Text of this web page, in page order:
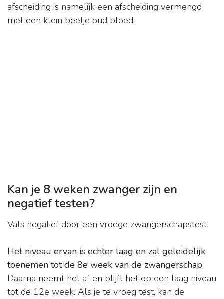
afscheiding is namelijk een afscheiding vermengd
met een klein beetje oud bloed.
Kan je 8 weken zwanger zijn en
negatief testen?
Vals negatief door een vroege zwangerschapstest
Het niveau ervan is echter laag en zal geleidelijk
toenemen tot de 8e week van de zwangerschap.
Daarna neemt het af en blijft het op een laag niveau
tot de 12e week. Als je te vroeg test, kan de